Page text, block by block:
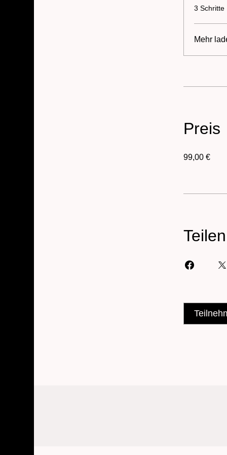
.3 Schritte
Mehr
Preis
99,00 €
Teilen